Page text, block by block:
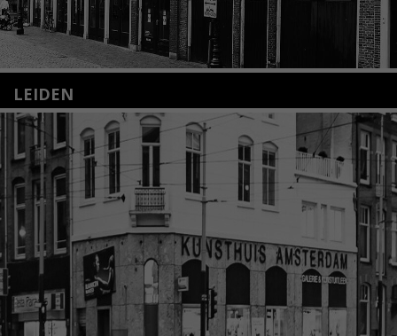
LEIDEN
Nieuwstraat 35
2312 KA Leiden
+31(0)71 – 52 84 480
info@kunsthuisleiden.nl
Lees meer